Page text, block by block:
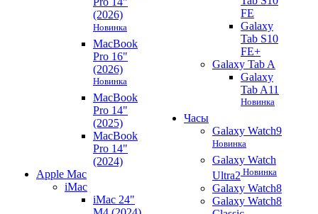
(2026)
Новинка
MacBook
Pro 16"
(2026)
Новинка
MacBook
Pro 14"
(2025)
MacBook
Pro 14"
(2024)
Apple Mac
iMac
iMac 24"
FE
Galaxy
Tab S10
FE+
Galaxy Tab A
Galaxy
Tab A11
Новинка
Часы
Galaxy Watch9
Новинка
Galaxy Watch
Ultra2 Новинка
Galaxy Watch8
Galaxy Watch8